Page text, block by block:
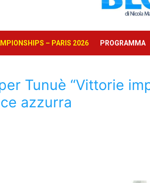
– PARIS 2026 PROGRAMMA
Tunuè “Vittorie
azzurra